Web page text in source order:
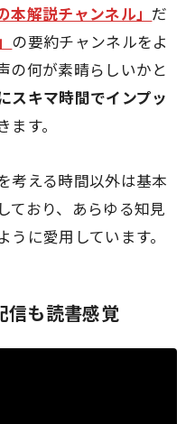
本解説チャンネル」 だ
の要約チャンネルをよ
の何が素晴らしいかと
スキマ時間でインプッ
す。
考える時間以外は基本
ており、あらゆる知見
に愛用しています。
信も読書感覚